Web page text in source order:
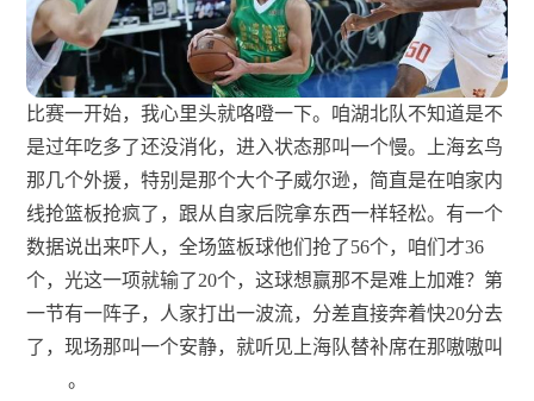
比赛一开始，我心里头就咯噔一下。咱湖北队不知道是不
是过年吃多了还没消化，进入状态那叫一个慢。上海玄鸟
那几个外援，特别是那个大个子威尔逊，简直是在咱家内
线抢篮板抢疯了，跟从自家后院拿东西一样轻松。有一个
数据说出来吓人，全场篮板球他们抢了56个，咱们才36
个，光这一项就输了20个，这球想赢那不是难上加难？第
一节有一阵子，人家打出一波流，分差直接奔着快20分去
了，现场那叫一个安静，就听见上海队替补席在那嗷嗷叫
。